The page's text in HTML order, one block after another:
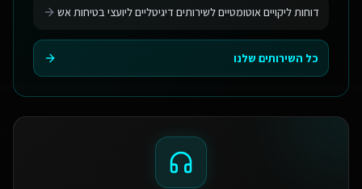
דוחות ליקויים אוטומטיים לשירותים דיגיטליים ליועצי בטיחות אש
כל השירותים שלנו